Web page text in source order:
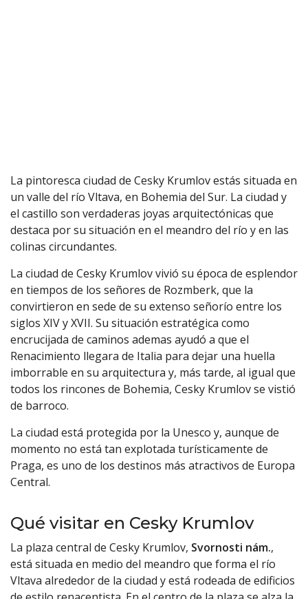
La pintoresca ciudad de Cesky Krumlov estás situada en
un valle del río Vltava, en Bohemia del Sur. La ciudad y
el castillo son verdaderas joyas arquitectónicas que
destaca por su situación en el meandro del río y en las
colinas circundantes.
La ciudad de Cesky Krumlov vivió su época de esplendor
en tiempos de los señores de Rozmberk, que la
convirtieron en sede de su extenso señorío entre los
siglos XIV y XVII. Su situación estratégica como
encrucijada de caminos ademas ayudó a que el
Renacimiento llegara de Italia para dejar una huella
imborrable en su arquitectura y, más tarde, al igual que
todos los rincones de Bohemia, Cesky Krumlov se vistió
de barroco.
La ciudad está protegida por la Unesco y, aunque de
momento no está tan explotada turísticamente de
Praga, es uno de los destinos más atractivos de Europa
Central.
Qué visitar en Cesky Krumlov
La plaza central de Cesky Krumlov, Svornosti nám.,
está situada en medio del meandro que forma el río
Vltava alrededor de la ciudad y está rodeada de edificios